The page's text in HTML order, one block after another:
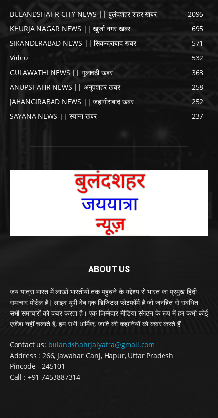
BULANDSHAHR CITY NEWS || बुलंदशहर शहर खबर
2095
KHURJA NAGAR NEWS || खुर्जा नगर खबर
695
SIKANDERABAD NEWS || सिकन्द्राबाद खबर
571
Video
532
GULAWATHI NEWS || गुलावठी खबर
363
ANUPSHAHR NEWS || अनूपशहर खबर
258
JAHANGIRABAD NEWS || जहांगीराबाद खबर
252
SAYANA NEWS || स्याना खबर
237
ABOUT US
जय यात्रा भारत में लाखों भारतीयों तक पहुंचने के उद्देश्य से भारत का प्रमुख हिंदी
समाचार पोर्टल है| लाइव यूपी वेब एक डिजिटल प्लेटफॉर्म है जो जनहित से संबंधित
सभी समाचारों को कवर करता है। एक जिम्मेदार मीडिया संगठन के रूप में हम कभी कोई
एजेंडा नहीं चलाते हैं, हम सभी धार्मिक, जाति की कहानियों को कवर करते हैं
Contact us: bulandshahrjaiyatra@gmail.com
Address : 266, Jawahar Ganj, Hapur, Uttar Pradesh
Pincode - 245101
Call : +91 7453887314